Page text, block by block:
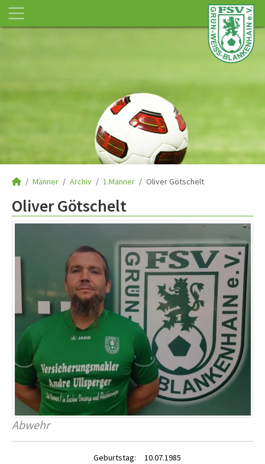
Männer Archiv 1.Männer Oliver Götschelt
Oliver Götschelt
Abwehr
Geburtstag:
10.07.1985